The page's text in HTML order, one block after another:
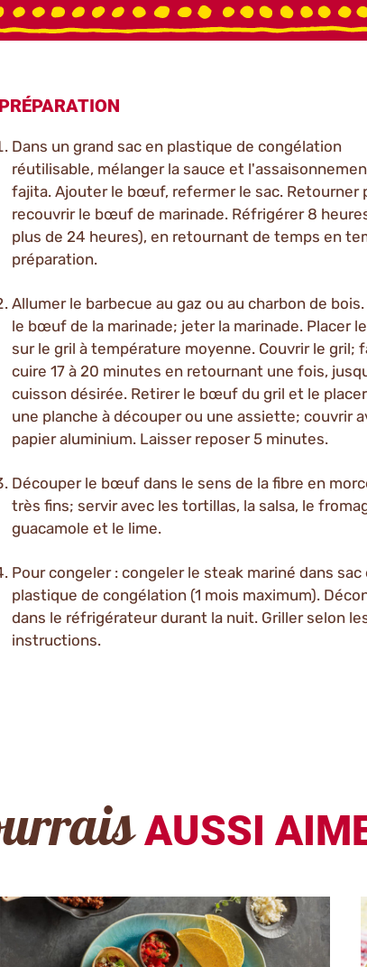
PRÉPARATION
Dans un grand sac en plastique de congélation
réutilisable, mélanger la sauce et
fajita. Ajouter le bœuf, refermer le sac. Retourner
recouvrir le bœuf de marinade. Réfrigérer 8
plus de 24 heures), en retournant de temps en
préparation.
Allumer le barbecue au gaz ou au charbon de
le bœuf de la marinade; jeter la marinade. Placer
sur le gril à température moyenne. Couvrir le gril;
cuire 17 à 20 minutes en retournant une fois,
cuisson désirée. Retirer le bœuf du gril et le
une planche à découper ou une assiette; couvrir
papier aluminium. Laisser reposer 5 minutes.
Découper le bœuf dans le sens de la fibre en
très fins; servir avec les tortillas, la salsa, le
guacamole et le lime.
Pour congeler : congeler le steak mariné dans sac
plastique de congélation (1 mois maximum).
dans le réfrigérateur durant la nuit. Griller selon
instructions.
AUSSI